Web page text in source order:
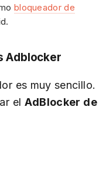
bloqueador de
Adblocker
es muy sencillo.
el AdBlocker de